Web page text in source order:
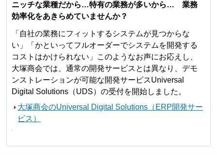
ニッチな業種だから…特有の業務が多いから… 業務
効率化をあきらめていませんか？
「自社の業務にフィットするシステムが見つからな
い」「かといってフルオーダーでシステムを開発する
コストはかけられない」このようなお声にお応えし、
大塚商会では、通常の開発サービスとは異なり、デモ
ンストレーションが可能な開発サービスUniversal
Digital Solutions（UDS）の受付を開始しました。
大塚商会のUniversal Digital Solutions（ERP開発サー
ビス）